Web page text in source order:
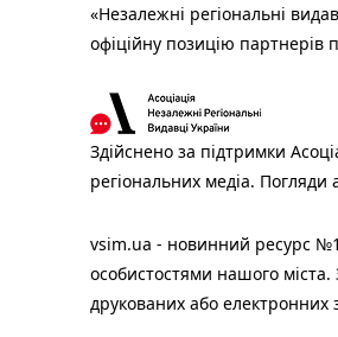
«Незалежні регіональні
офіційну позицію партнерів
Здійснено за підтримки
регіональних медіа. Погляди
vsim.ua - новинний ресурс №1
особистостями нашого
друкованих або електронних